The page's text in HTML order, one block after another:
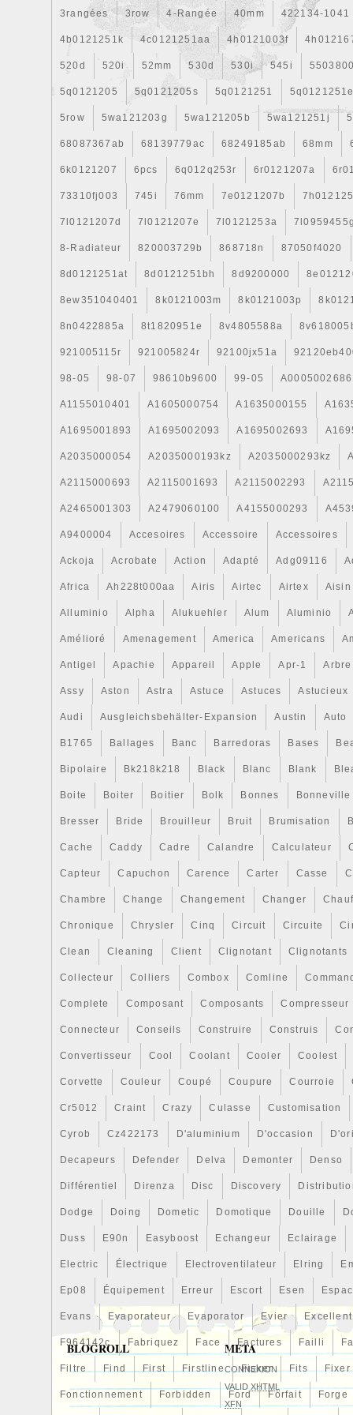
3rangées 3row 4-Rangée 40mm 422134-1041
4b0121251k 4c0121251aa 4h0121003f
520d 520i 52mm 530d 530i 545i
5q0121205 5q0121205s 5q0121251
5row 5wa121203g 5wa121205b 5wa121251j
68087367ab 68139779ac 68249185ab 68mm
6k0121207 6pcs 6q012q253r 6r0121207a
73310fj003 745i 76mm 7e0121207b
7l0121207d 7l0121207e 7l0121253a
8-Radiateur 820003729b 868718n 87050f4020
8d0121251at 8d0121251bh 8d9200000
8ew351040401 8k0121003m 8k0121003p
8n0422885a 8t1820951e 8v4805588a
921005115r 921005824r 92100jx51a
98-05 98-07 98610b9600 99-05 A0005002686
A1155010401 A1605000754 A1635000155
A1695001893 A1695002093 A1695002693
A2035000054 A2035000193kz A2035000293kz
A2115000693 A2115001693 A2115002293
A2465001303 A2479060100 A4155000293
A9400004 Accesoires Accessoire Accessoires
Ackoja Acrobate Action Adapté Adg09116
Africa Ah228t000aa Airis Airtec Airtex Aisin
Alluminio Alpha Alukuehler Alum Aluminio
Amélioré Amenagement America Americans
Antigel Apachie Appareil Apple Apr-1 Arbre
Assy Aston Astra Astuce Astuces Astucieux
Audi Ausgleichsbehälter-Expansion Austin Auto
B1765 Ballages Banc Barredoras Bases
Bipolaire Bk218k218 Black Blanc Blank
Boite Boiter Boitier Bolk Bonnes Bonneville
Bresser Bride Brouilleur Bruit Brumisation
Cache Caddy Cadre Calandre Calculateur
Capteur Capuchon Carence Carter Casse
Chambre Change Changement Changer
Chronique Chrysler Cinq Circuit Circuite
Clean Cleaning Client Clignotant Clignotants
Collecteur Colliers Combox Comline
Complete Composant Composants Compresseur
Connecteur Conseils Construire Construis
Convertisseur Cool Coolant Cooler Coolest
Corvette Couleur Coupé Coupure Courroie
Cr5012 Craint Crazy Culasse Customisation
Cyrob Cz422173 D'aluminium D'occasion
Decapeurs Defender Delva Demonter Denso
Différentiel Direnza Disc Discovery
Dodge Doing Dometic Domotique Douille
Duss E90n Easyboost Echangeur Eclairage
Electric Électrique Electroventilateur Elring
Ep08 Équipement Erreur Escort Esen
Evans Evaporateur Evaporator Evier Excellent
F964142c Fabriquez Face Factures Failli
Filtre Find First Firstline Fisker Fits Fixer
Fonctionnement Forbidden Ford Forfait Forge
BLOGROLL META
CONNEXION
VALIDXHTML
XFN